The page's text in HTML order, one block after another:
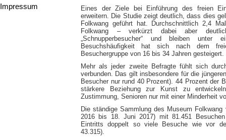
Impressum
Eines der Ziele bei Einführung des freien
erweitern. Die Studie zeigt deutlich, dass dies
Folkwang geführt hat. Durchschnittlich 2,4
Folkwang – verkürzt dabei aber
„Schnupperbesucher“ und bleiben
Besuchshäufigkeit hat sich nach dem
Besuchergruppe von 16 bis 34 Jahren
Mehr als jeder zweite Befragte fühlt sich
verbunden. Das gilt insbesondere für die
Besucher nur rund 40 Prozent). 44 Prozent der
stärkere Beziehung zur Kunst zu
Zustimmung, Senioren nur mit einer Minderheit
Die ständige Sammlung des Museum
2016 bis 18. Juni 2017) mit 81.451
Eintritts doppelt so viele Besuche wie vor
43.315).